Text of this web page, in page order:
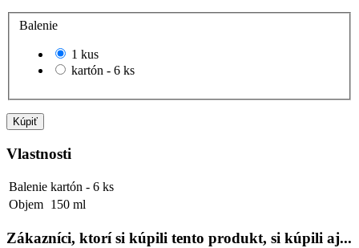
Balenie
1 kus
kartón - 6 ks
Kúpiť
Vlastnosti
Balenie kartón - 6 ks
Objem 150 ml
Zákazníci, ktorí si kúpili tento produkt, si kúpili aj...